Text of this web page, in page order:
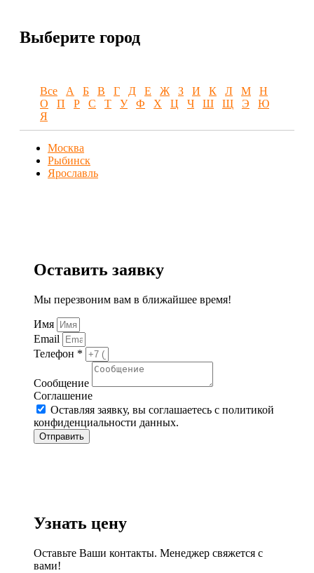
Выберите город
Все А Б В Г Д Е Ж З И К Л М
Н
О
П Р С Т У Ф Х Ц Ч Ш Щ Э
Ю
Я
Москва
Рыбинск
Ярославль
Оставить заявку
Мы перезвоним вам в ближайшее время!
Имя
Email
Телефон *
Сообщение
Соглашение
Оставляя заявку, вы соглашаетесь с политикой
конфиденциальности данных.
Отправить
Узнать цену
Оставьте Ваши контакты. Менеджер свяжется с
вами!